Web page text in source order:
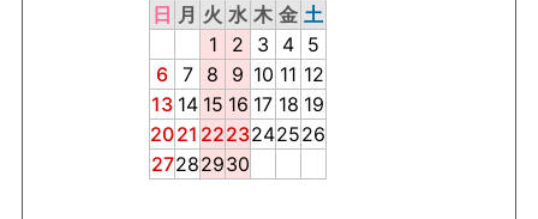
日 月 火 水 木 金 土
1
2 3 4 5
6 7 8 9 10 11 12
13 14 15 16 17 18 19
2021 2223242526
27282930